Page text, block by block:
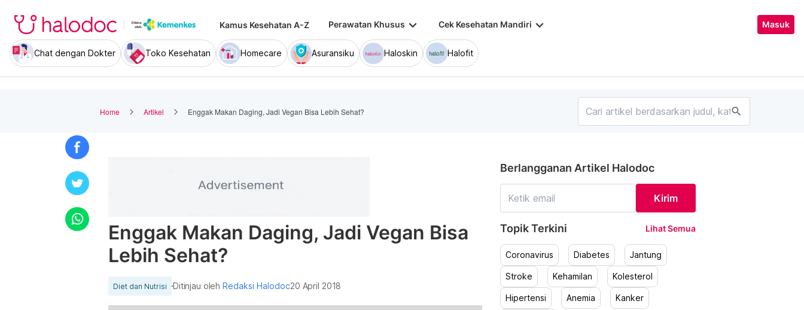
Kamus Kesehatan A-Z Perawatan Khusus keyboard_arrow_down Cek Kesehatan Mandiri keyboard_arrow_down Masuk
Chat dengan Dokter Toko Kesehatan Homecare Asuransiku Haloskin Halofit
Home Artikel Enggak Makan Daging, Jadi Vegan Bisa Lebih Sehat? search
Enggak Makan Daging, Jadi Vegan Bisa
Lebih Sehat?
Diet dan Nutrisi Ditinjau olehRedaksi Halodoc20 April 2018
Berlangganan Artikel Halodoc
Kirim
Topik Terkini Lihat Semua
Coronavirus Diabetes Jantung
Stroke Kehamilan Kolesterol
Hipertensi Anemia Kanker